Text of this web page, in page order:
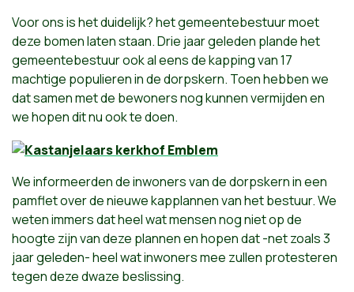
Voor ons is het duidelijk? het gemeentebestuur moet
deze bomen laten staan. Drie jaar geleden plande het
gemeentebestuur ook al eens de kapping van 17
machtige populieren in de dorpskern. Toen hebben we
dat samen met de bewoners nog kunnen vermijden en
we hopen dit nu ook te doen.
We informeerden de inwoners van de dorpskern in een
pamflet over de nieuwe kapplannen van het bestuur. We
weten immers dat heel wat mensen nog niet op de
hoogte zijn van deze plannen en hopen dat -net zoals 3
jaar geleden- heel wat inwoners mee zullen protesteren
tegen deze dwaze beslissing.